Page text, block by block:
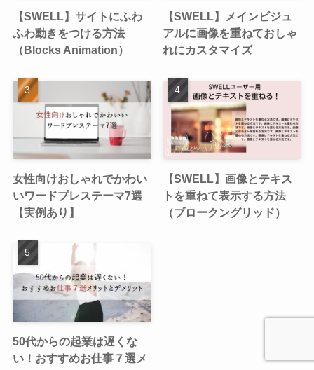
【SWELL】サイトにふわ
ふわ動きをつける方法
（Blocks Animation）
【SWELL】メインビジュ
アルに画像を重ねておしゃ
れにカスタマイズ
女性向けおしゃれでかわい
いワードプレステーマ7選
【実例あり】
【SWELL】画像とテキス
トを重ねて表示する方法
（ブロークングリッド）
50代からの起業は遅くな
い！おすすめお仕事７選メ